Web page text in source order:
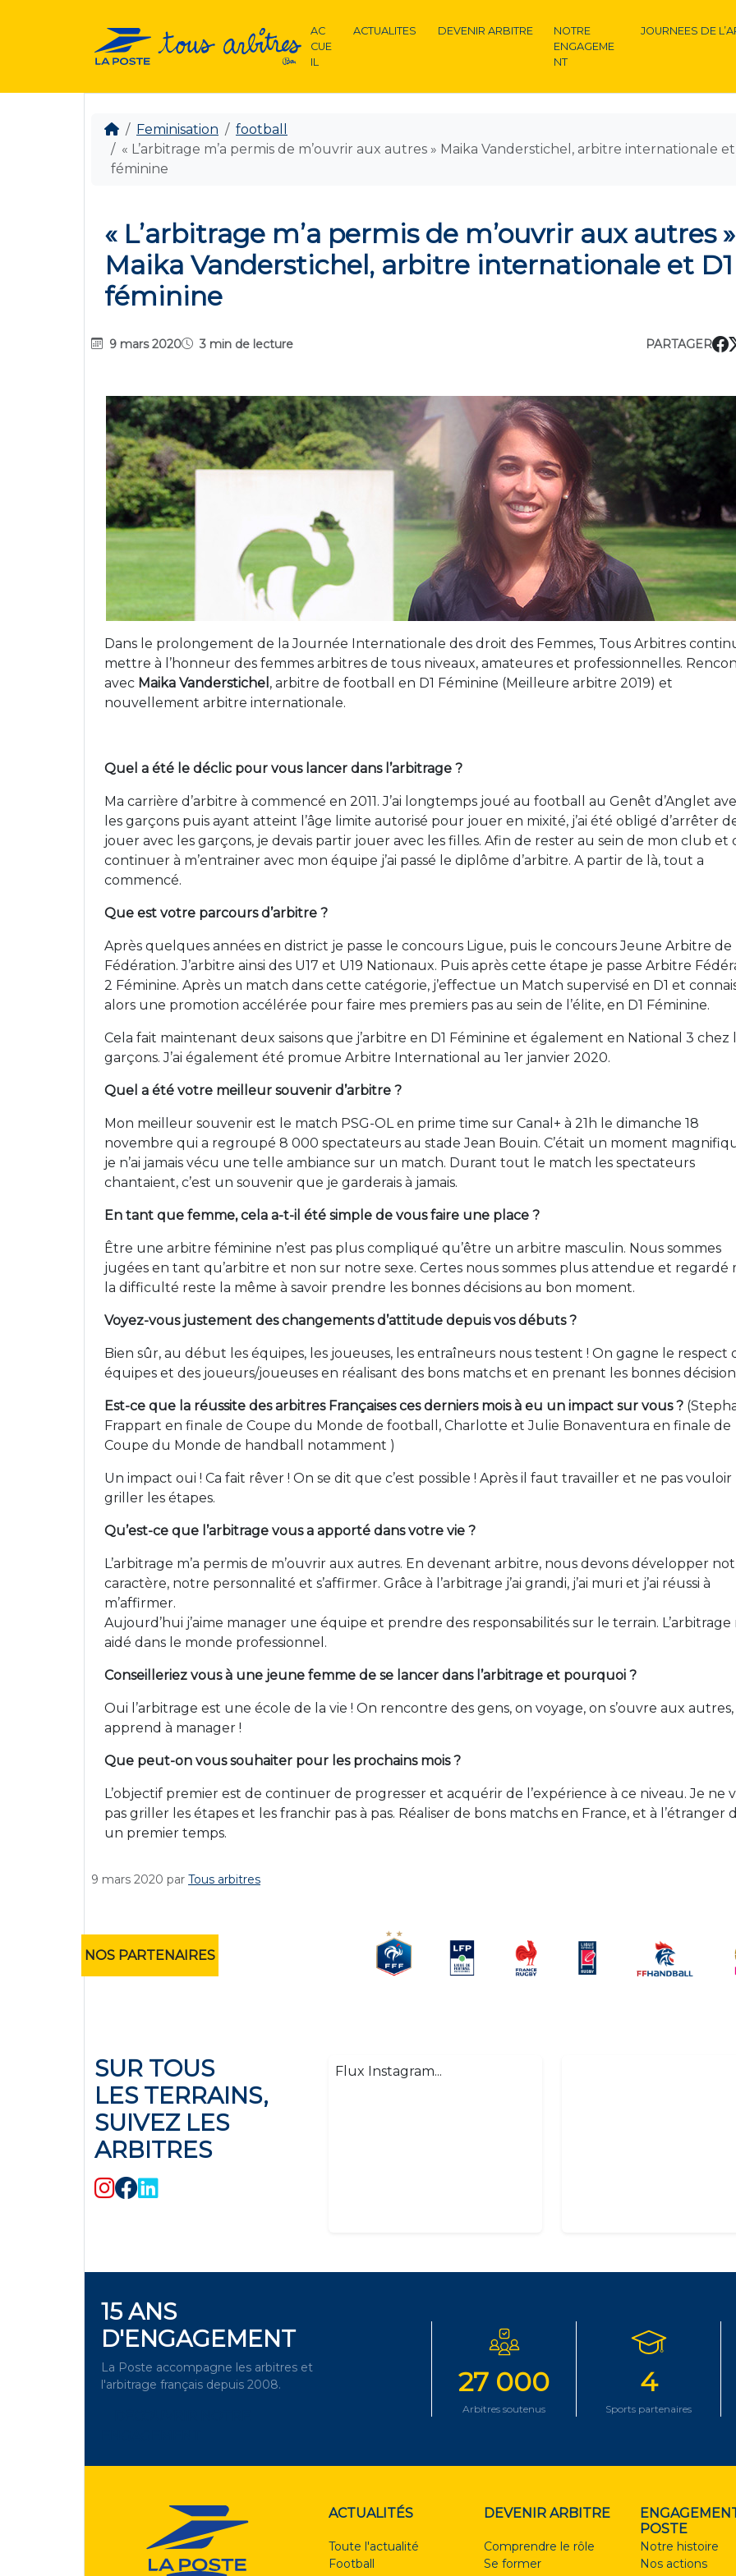
AC
CUE
IL
ACTUALITES DEVENIR ARBITRE
NOTRE
ENGAGEME
NT
JOURNEES DE
Feminisation
football
« L’arbitrage m’a permis de m’ouvrir aux autres » Maika Vanderstichel, arbitre internationale et
féminine
« L’arbitrage m’a permis de m’ouvrir aux autres »
Maika Vanderstichel, arbitre internationale et D1
féminine
9 mars 2020 3 min de lecture PARTAGER
Dans le prolongement de la Journée Internationale des droit des Femmes, Tous Arbitres
mettre à l’honneur des femmes arbitres de tous niveaux, amateures et professionnelles.
avec Maika Vanderstichel , arbitre de football en D1 Féminine (Meilleure arbitre 2019) et
nouvellement arbitre internationale.
Quel a été le déclic pour vous lancer dans l’arbitrage ?
Ma carrière d’arbitre à commencé en 2011. J’ai longtemps joué au football au Genêt d’Anglet
les garçons puis ayant atteint l’âge limite autorisé pour jouer en mixité, j’ai été obligé d’arrêter
jouer avec les garçons, je devais partir jouer avec les filles. Afin de rester au sein de mon club et
continuer à m’entrainer avec mon équipe j’ai passé le diplôme d’arbitre. A partir de là, tout a
commencé.
Que est votre parcours d’arbitre ?
Après quelques années en district je passe le concours Ligue, puis le concours Jeune Arbitre de
Fédération. J’arbitre ainsi des U17 et U19 Nationaux. Puis après cette étape je passe Arbitre
2 Féminine. Après un match dans cette catégorie, j’effectue un Match supervisé en D1 et
alors une promotion accélérée pour faire mes premiers pas au sein de l’élite, en D1 Féminine.
Cela fait maintenant deux saisons que j’arbitre en D1 Féminine et également en National 3 chez
garçons. J’ai également été promue Arbitre International au 1er janvier 2020.
Quel a été votre meilleur souvenir d’arbitre ?
Mon meilleur souvenir est le match PSG-OL en prime time sur Canal+ à 21h le dimanche 18
novembre qui a regroupé 8 000 spectateurs au stade Jean Bouin. C’était un moment
je n’ai jamais vécu une telle ambiance sur un match. Durant tout le match les spectateurs
chantaient, c’est un souvenir que je garderais à jamais.
En tant que femme, cela a-t-il été simple de vous faire une place ?
Être une arbitre féminine n’est pas plus compliqué qu’être un arbitre masculin. Nous sommes
jugées en tant qu’arbitre et non sur notre sexe. Certes nous sommes plus attendue et regardé
la difficulté reste la même à savoir prendre les bonnes décisions au bon moment.
Voyez-vous justement des changements d’attitude depuis vos débuts ?
Bien sûr, au début les équipes, les joueuses, les entraîneurs nous testent ! On gagne le respect
équipes et des joueurs/joueuses en réalisant des bons matchs et en prenant les bonnes
Est-ce que la réussite des arbitres Françaises ces derniers mois à eu un impact sur vous ?
Frappart en finale de Coupe du Monde de football, Charlotte et Julie Bonaventura en finale de
Coupe du Monde de handball notamment )
Un impact oui ! Ca fait rêver ! On se dit que c’est possible ! Après il faut travailler et ne pas vouloir
griller les étapes.
Qu’est-ce que l’arbitrage vous a apporté dans votre vie ?
L’arbitrage m’a permis de m’ouvrir aux autres. En devenant arbitre, nous devons développer
caractère, notre personnalité et s’affirmer. Grâce à l’arbitrage j’ai grandi, j’ai muri et j’ai réussi à
m’affirmer.
Aujourd’hui j’aime manager une équipe et prendre des responsabilités sur le terrain. L’arbitrage
aidé dans le monde professionnel.
Conseilleriez vous à une jeune femme de se lancer dans l’arbitrage et pourquoi ?
Oui l’arbitrage est une école de la vie ! On rencontre des gens, on voyage, on s’ouvre aux
apprend à manager !
Que peut-on vous souhaiter pour les prochains mois ?
L’objectif premier est de continuer de progresser et acquérir de l’expérience à ce niveau. Je ne
pas griller les étapes et les franchir pas à pas. Réaliser de bons matchs en France, et à l’étranger
un premier temps.
9 mars 2020 par Tous arbitres
NOS PARTENAIRES
SUR TOUS
LES TERRAINS,
SUIVEZ LES
ARBITRES
Flux Instagram...
15 ANS
D'ENGAGEMENT
La Poste accompagne les arbitres et
l'arbitrage français depuis 2008.
27 000
Arbitres soutenus
4
Sports partenaires
ACTUALITÉS
Toute l'actualité
Football
DEVENIR ARBITRE
Comprendre le rôle
Se former
POSTE
Notre histoire
Nos actions